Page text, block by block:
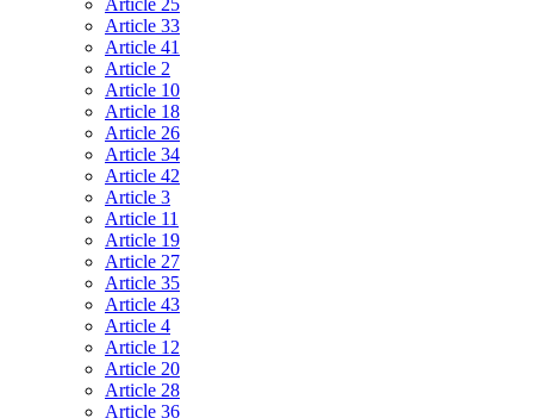
Article 25
Article 33
Article 41
Article 2
Article 10
Article 18
Article 26
Article 34
Article 42
Article 3
Article 11
Article 19
Article 27
Article 35
Article 43
Article 4
Article 12
Article 20
Article 28
Article 36